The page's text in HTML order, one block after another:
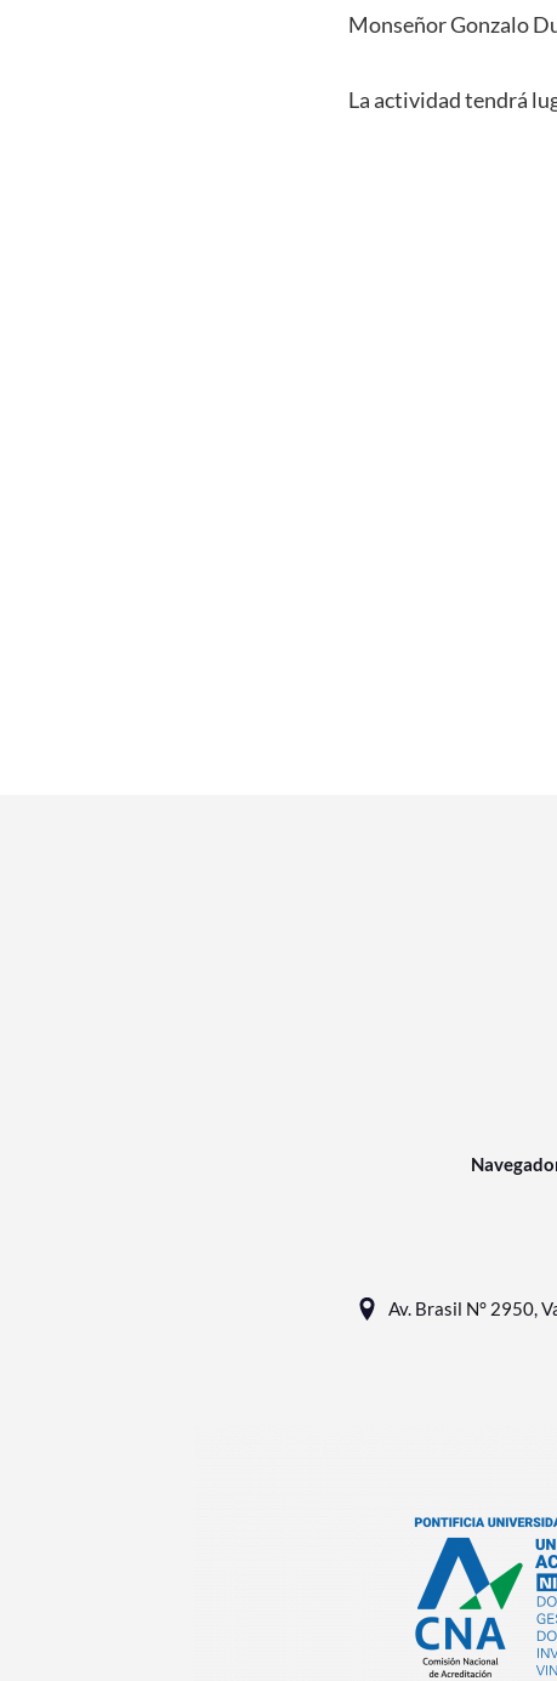
Monseñor Gonzalo
La actividad tendrá
Av. Brasil N° 2950,